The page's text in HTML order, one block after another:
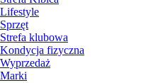
Lifestyle
Sprzęt
Strefa klubowa
Kondycja fizyczna
Wyprzedaż
Marki